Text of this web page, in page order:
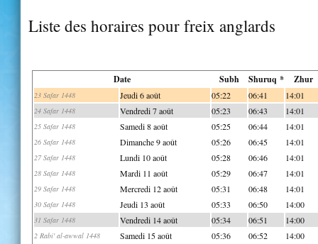
Liste des horaires pour freix anglards
Date Subh Shuruq * Zhur
23 Safar 1448 Jeudi 6 août 05:22 06:41 14:01
24 Safar 1448 Vendredi 7 août 05:23 06:43 14:01
25 Safar 1448 Samedi 8 août 05:25 06:44 14:01
26 Safar 1448 Dimanche 9 août 05:26 06:45 14:01
27 Safar 1448 Lundi 10 août 05:28 06:46 14:01
28 Safar 1448 Mardi 11 août 05:29 06:47 14:01
29 Safar 1448 Mercredi 12 août 05:31 06:48 14:01
30 Safar 1448 Jeudi 13 août 05:33 06:50 14:00
31 Safar 1448 Vendredi 14 août 05:34 06:51 14:00
2 Rabi' al-awwal 1448 Samedi 15 août 05:36 06:52 14:00